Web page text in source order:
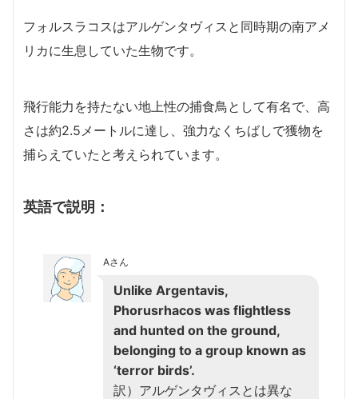
フォルスラコスはアルゲンタヴィスと同時期の南アメ
リカに生息していた生物です。
飛行能力を持たない地上性の捕食鳥として有名で、高
さは約2.5メートルに達し、強力なくちばしで獲物を
捕らえていたと考えられています。
英語で説明：
Aさん
Unlike Argentavis,
Phorusrhacos was flightless
and hunted on the ground,
belonging to a group known as
‘terror birds’.
訳）アルゲンタヴィスとは異な